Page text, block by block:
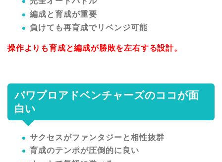
編成と育成が重要
負けても再育成でリベンジ可能
操作よりも育成と編成が勝敗を左右する設計。
パワプロアドベンチャーズのココが面
白い
サクセスがファンタジーと相性抜群
育成のテンポが圧倒的に良い